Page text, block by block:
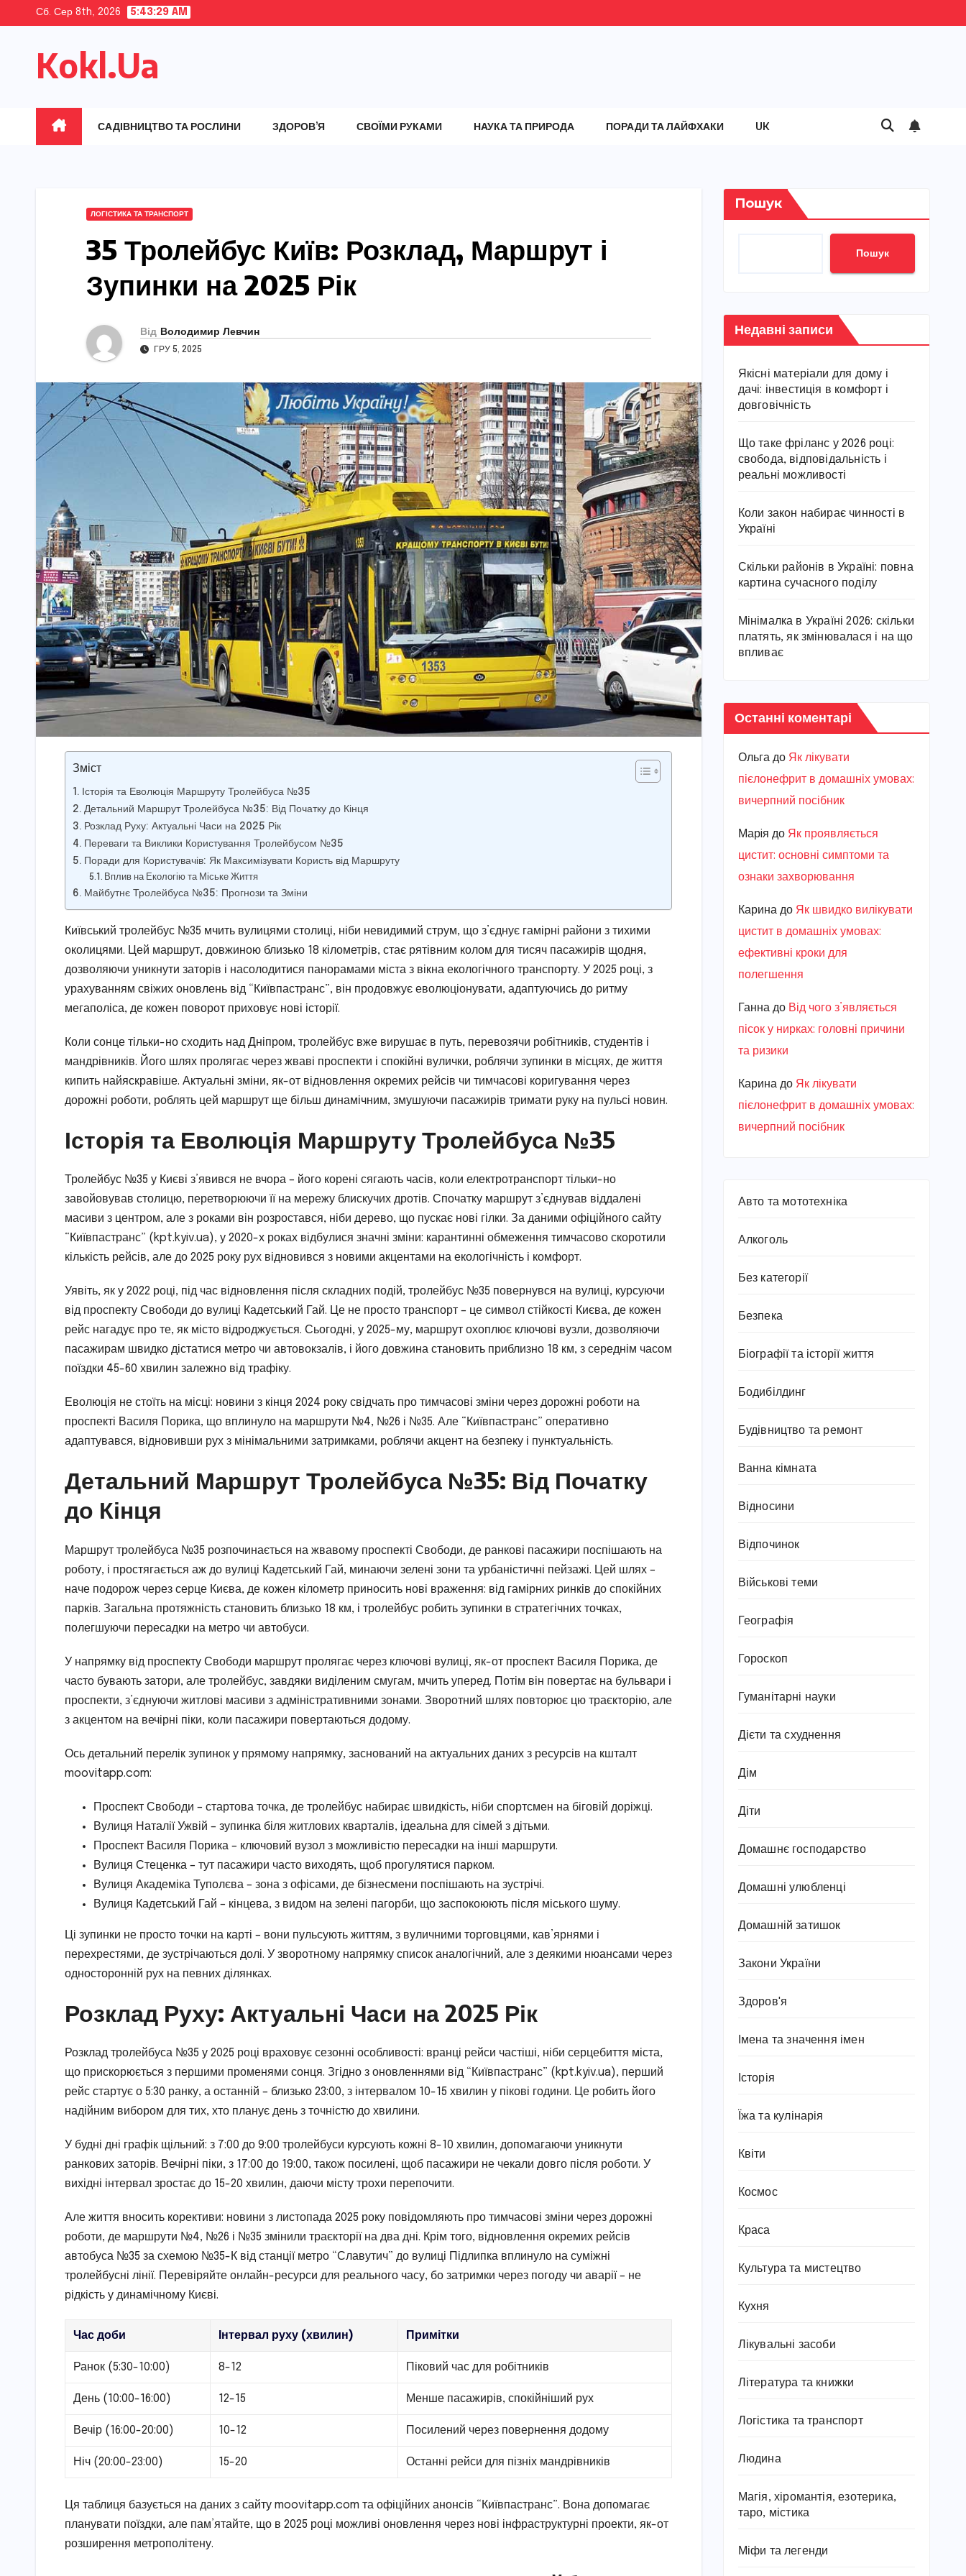
content
Сб. Сер 8th, 2026 5:43:30 AM
Kokl.Ua
САДІВНИЦТВО ТА РОСЛИНИ ЗДОРОВ’Я СВОЇМИ РУКАМИ НАУКА ТА ПРИРОДА ПОРАДИ ТА ЛАЙФХАКИ UK
ЛОГІСТИКА ТА ТРАНСПОРТ
35 Тролейбус Київ: Розклад, Маршрут і
Зупинки на 2025 Рік
Від Володимир Левчин
ГРУ 5, 2025
Зміст
Історія та Еволюція Маршруту Тролейбуса №35
Детальний Маршрут Тролейбуса №35: Від Початку до Кінця
Розклад Руху: Актуальні Часи на 2025 Рік
Переваги та Виклики Користування Тролейбусом №35
Поради для Користувачів: Як Максимізувати Користь від Маршруту
Вплив на Екологію та Міське Життя
Майбутнє Тролейбуса №35: Прогнози та Зміни
Київський тролейбус №35 мчить вулицями столиці, ніби невидимий струм, що з’єднує гамірні райони з тихими
околицями. Цей маршрут, довжиною близько 18 кілометрів, стає рятівним колом для тисяч пасажирів щодня,
дозволяючи уникнути заторів і насолодитися панорамами міста з вікна екологічного транспорту. У 2025 році, з
урахуванням свіжих оновлень від “Київпастранс”, він продовжує еволюціонувати, адаптуючись до ритму
мегаполіса, де кожен поворот приховує нові історії.
Коли сонце тільки-но сходить над Дніпром, тролейбус вже вирушає в путь, перевозячи робітників, студентів і
мандрівників. Його шлях пролягає через жваві проспекти і спокійні вулички, роблячи зупинки в місцях, де життя
кипить найяскравіше. Актуальні зміни, як-от відновлення окремих рейсів чи тимчасові коригування через
дорожні роботи, роблять цей маршрут ще більш динамічним, змушуючи пасажирів тримати руку на пульсі новин.
Історія та Еволюція Маршруту Тролейбуса №35
Тролейбус №35 у Києві з’явився не вчора – його корені сягають часів, коли електротранспорт тільки-но
завойовував столицю, перетворюючи її на мережу блискучих дротів. Спочатку маршрут з’єднував віддалені
масиви з центром, але з роками він розростався, ніби дерево, що пускає нові гілки. За даними офіційного сайту
“Київпастранс” (kpt.kyiv.ua), у 2020-х роках відбулися значні зміни: карантинні обмеження тимчасово скоротили
кількість рейсів, але до 2025 року рух відновився з новими акцентами на екологічність і комфорт.
Уявіть, як у 2022 році, під час відновлення після складних подій, тролейбус №35 повернувся на вулиці, курсуючи
від проспекту Свободи до вулиці Кадетський Гай. Це не просто транспорт – це символ стійкості Києва, де кожен
рейс нагадує про те, як місто відроджується. Сьогодні, у 2025-му, маршрут охоплює ключові вузли, дозволяючи
пасажирам швидко дістатися метро чи автовокзалів, і його довжина становить приблизно 18 км, з середнім часом
поїздки 45-60 хвилин залежно від трафіку.
Еволюція не стоїть на місці: новини з кінця 2024 року свідчать про тимчасові зміни через дорожні роботи на
проспекті Василя Порика, що вплинуло на маршрути №4, №26 і №35. Але “Київпастранс” оперативно
адаптувався, відновивши рух з мінімальними затримками, роблячи акцент на безпеку і пунктуальність.
Детальний Маршрут Тролейбуса №35: Від Початку
до Кінця
Маршрут тролейбуса №35 розпочинається на жвавому проспекті Свободи, де ранкові пасажири поспішають на
роботу, і простягається аж до вулиці Кадетський Гай, минаючи зелені зони та урбаністичні пейзажі. Цей шлях –
наче подорож через серце Києва, де кожен кілометр приносить нові враження: від гамірних ринків до спокійних
парків. Загальна протяжність становить близько 18 км, і тролейбус робить зупинки в стратегічних точках,
полегшуючи пересадки на метро чи автобуси.
У напрямку від проспекту Свободи маршрут пролягає через ключові вулиці, як-от проспект Василя Порика, де
часто бувають затори, але тролейбус, завдяки виділеним смугам, мчить уперед. Потім він повертає на бульвари і
проспекти, з’єднуючи житлові масиви з адміністративними зонами. Зворотний шлях повторює цю траєкторію, але
з акцентом на вечірні піки, коли пасажири повертаються додому.
Ось детальний перелік зупинок у прямому напрямку, заснований на актуальних даних з ресурсів на кшталт
moovitapp.com:
Проспект Свободи – стартова точка, де тролейбус набирає швидкість, ніби спортсмен на біговій доріжці.
Вулиця Наталії Ужвій – зупинка біля житлових кварталів, ідеальна для сімей з дітьми.
Проспект Василя Порика – ключовий вузол з можливістю пересадки на інші маршрути.
Вулиця Стеценка – тут пасажири часто виходять, щоб прогулятися парком.
Вулиця Академіка Туполєва – зона з офісами, де бізнесмени поспішають на зустрічі.
Вулиця Кадетський Гай – кінцева, з видом на зелені пагорби, що заспокоюють після міського шуму.
Ці зупинки не просто точки на карті – вони пульсують життям, з вуличними торговцями, кав’ярнями і
перехрестями, де зустрічаються долі. У зворотному напрямку список аналогічний, але з деякими нюансами через
односторонній рух на певних ділянках.
Розклад Руху: Актуальні Часи на 2025 Рік
Розклад тролейбуса №35 у 2025 році враховує сезонні особливості: вранці рейси частіші, ніби серцебиття міста,
що прискорюється з першими променями сонця. Згідно з оновленнями від “Київпастранс” (kpt.kyiv.ua), перший
рейс стартує о 5:30 ранку, а останній – близько 23:00, з інтервалом 10-15 хвилин у пікові години. Це робить його
надійним вибором для тих, хто планує день з точністю до хвилини.
У будні дні графік щільний: з 7:00 до 9:00 тролейбуси курсують кожні 8-10 хвилин, допомагаючи уникнути
ранкових заторів. Вечірні піки, з 17:00 до 19:00, також посилені, щоб пасажири не чекали довго після роботи. У
вихідні інтервал зростає до 15-20 хвилин, даючи місту трохи перепочити.
Але життя вносить корективи: новини з листопада 2025 року повідомляють про тимчасові зміни через дорожні
роботи, де маршрути №4, №26 і №35 змінили траєкторії на два дні. Крім того, відновлення окремих рейсів
автобуса №35 за схемою №35-К від станції метро “Славутич” до вулиці Підлипка вплинуло на суміжні
тролейбусні лінії. Перевіряйте онлайн-ресурси для реального часу, бо затримки через погоду чи аварії – не
рідкість у динамічному Києві.
Час доби Інтервал руху (хвилин) Примітки
Ранок (5:30-10:00) 8-12 Піковий час для робітників
День (10:00-16:00) 12-15 Менше пасажирів, спокійніший рух
Вечір (16:00-20:00) 10-12 Посилений через повернення додому
Ніч (20:00-23:00) 15-20 Останні рейси для пізніх мандрівників
Ця таблиця базується на даних з сайту moovitapp.com та офіційних анонсів “Київпастранс”. Вона допомагає
планувати поїздки, але пам’ятайте, що в 2025 році можливі оновлення через нові інфраструктурні проекти, як-от
розширення метрополітену.
Пошук
Пошук
Недавні записи
Якісні матеріали для дому і
дачі: інвестиція в комфорт і
довговічність
Що таке фріланс у 2026 році:
свобода, відповідальність і
реальні можливості
Коли закон набирає чинності в
Україні
Скільки районів в Україні: повна
картина сучасного поділу
Мінімалка в Україні 2026: скільки
платять, як змінювалася і на що
впливає
Останні коментарі
Ольгадо Як лікувати
пієлонефрит в домашніх умовах:
вичерпний посібник
Марiя до Як проявляється
цистит: основні симптоми та
ознаки захворювання
Каринадо Як швидко вилікувати
цистит в домашніх умовах:
ефективні кроки для
полегшення
Ганнадо Від чого з’являється
пісок у нирках: головні причини
та ризики
Каринадо Як лікувати
пієлонефрит в домашніх умовах:
вичерпний посібник
Авто та мототехніка
Алкоголь
Без категорії
Безпека
Біографії та історії життя
Бодибілдинг
Будівництво та ремонт
Ванна кімната
Відносини
Відпочинок
Військові теми
Географія
Гороскоп
Гуманітарні науки
Дієти та схуднення
Дім
Діти
Домашнє господарство
Домашні улюбленці
Домашній затишок
Закони України
Здоров'я
Імена та значення імен
Історія
Їжа та кулінарія
Квіти
Космос
Краса
Культура та мистецтво
Кухня
Лікувальні засоби
Література та книжки
Логістика та транспорт
Людина
Магія, хіромантія, езотерика,
таро, містика
Міфи та легенди